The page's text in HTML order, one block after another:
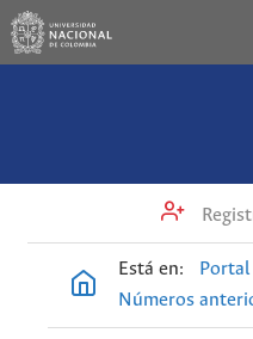
Está en:
Números